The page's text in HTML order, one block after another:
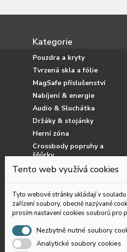
Kategorie
Pouzdra a kryty
Tvrzená skla a fólie
MagSafe příslušenství
Nabíjení & energie
Audio & Sluchátka
Držáky & stojánky
Herní zóna
Crossbody popruhy a
šňůrky
Příslušenství pro tablety
Chytré prsteny
Podvodní pouzdra
Výprodej
Tento web využívá cookies
Tyto webové stránky ukládají v souladu
zařízení soubory, obecně nazývané
prosím nastavení cookies souborů pro
Nezbytně nutné soubory
Analytické soubory cookies